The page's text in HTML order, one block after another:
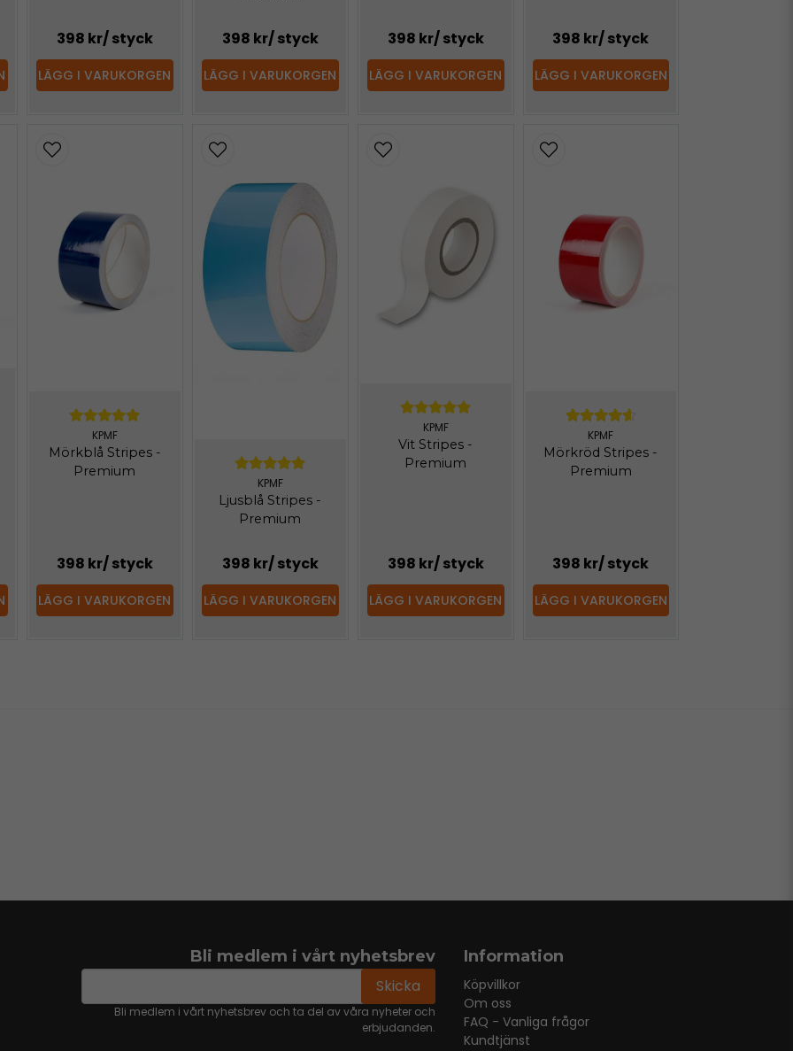
398 kr/ styck
LÄGG I VARUKORGEN
398 kr/ styck
LÄGG I VARUKORGEN
398 kr/ styck
LÄGG I VARUKORGEN
398 kr/ styck
LÄGG I VARUKORGEN
KPMF
Mörkblå Stripes -
Premium
398 kr/ styck
LÄGG I VARUKORGEN
KPMF
Ljusblå Stripes -
Premium
398 kr/ styck
LÄGG I VARUKORGEN
KPMF
Vit Stripes -
Premium
398 kr/ styck
LÄGG I VARUKORGEN
KPMF
Mörkröd Stripes -
Premium
398 kr/ styck
LÄGG I VARUKORGEN
Bli medlem i vårt nyhetsbrev
email Skicka
Bli medlem i vårt nyhetsbrev och ta del av våra nyheter och
erbjudanden.
Information
Köpvillkor
Om oss
FAQ - Vanliga frågor
Kundtjänst